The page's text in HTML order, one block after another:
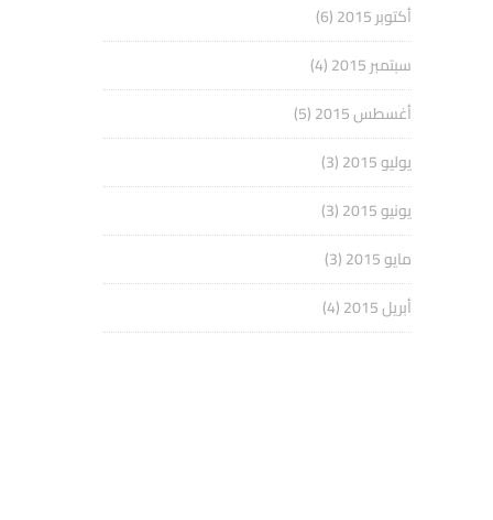
أكتوبر 2015
(6)
سبتمبر 2015
(4)
أغسطس 2015
(5)
يوليو 2015
(3)
يونيو 2015
(3)
مايو 2015
(3)
أبريل 2015
(4)